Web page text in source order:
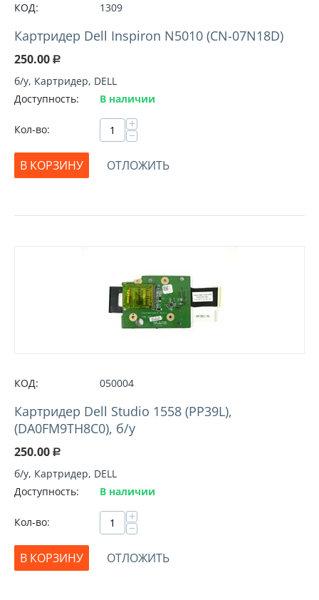
КОД: 1309
Картридер Dell Inspiron N5010 (CN-07N18D)
250.00 Р
б/у, Картридер, DELL
Доступность:
В наличии
Кол-во: +
−
В КОРЗИНУ
ОТЛОЖИТЬ
КОД: 050004
Картридер Dell Studio 1558 (PP39L),
(DA0FM9TH8C0), б/у
250.00 Р
б/у, Картридер, DELL
Доступность:
В наличии
Кол-во: +
−
В КОРЗИНУ
ОТЛОЖИТЬ